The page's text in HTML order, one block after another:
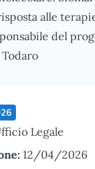
alle
del
Legale
12/04/2026